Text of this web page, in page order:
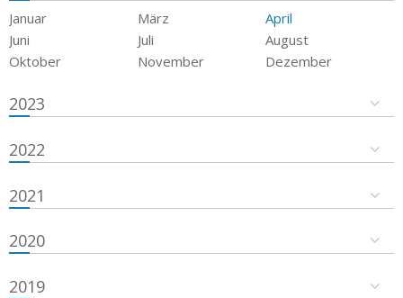
Januar März
April
Juni
Juli
August
Oktober
November Dezember
2023
2022
2021
2020
2019